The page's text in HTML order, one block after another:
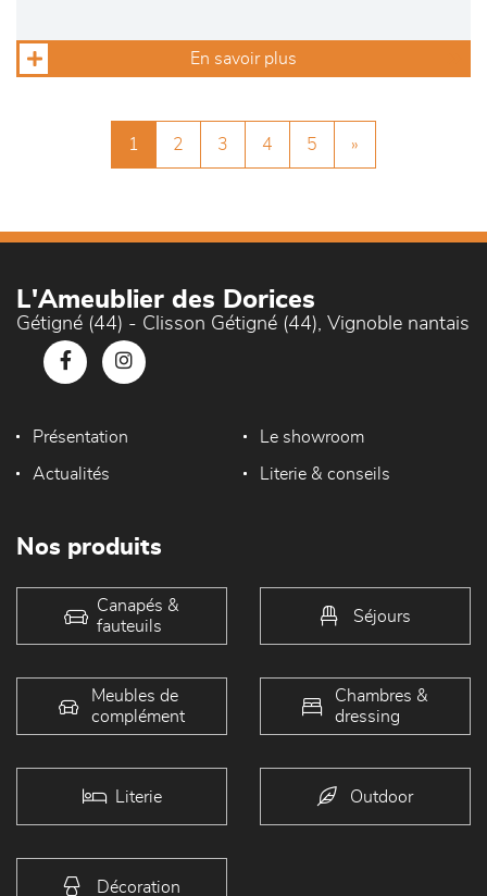
En savoir plus
1 2 3 4 5 »
L'Ameublier des Dorices
Gétigné (44) - Clisson Gétigné (44), Vignoble nantais
Présentation Le showroom
Actualités Literie & conseils
Nos produits
Canapés &
fauteuils
Séjours
Meubles de
complément
Chambres &
dressing
Literie Outdoor
Décoration